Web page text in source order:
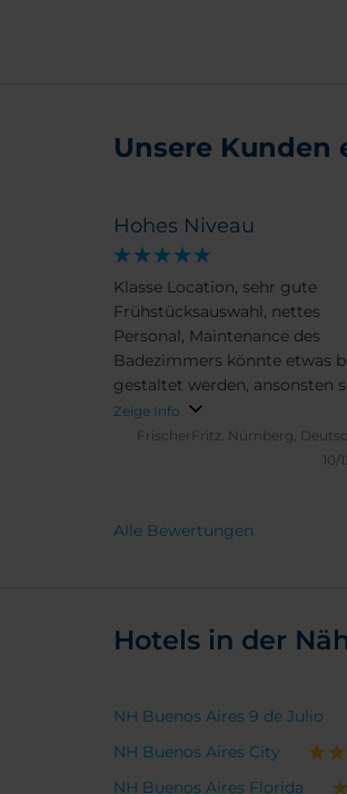
Unsere Kunden
Hohes Niveau
Klasse Location, sehr gute
Frühstücksauswahl, nettes
Personal, Maintenance des
Badezimmers könnte etwas
gestaltet werden, ansonsten
empfehlenswert! Die Lage
im Centro Historico mit
Weg zum Casa Rsada und
Zeige Info
FrischerFritz. Nürnberg,
10/
Alle Bewertungen
Hotels in der
NH Buenos Aires 9 de Julio
NH Buenos Aires City
NH Buenos Aires Florida